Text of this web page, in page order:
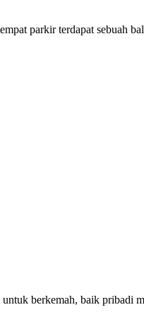
parkir terdapat sebuah
berkemah, baik pribadi